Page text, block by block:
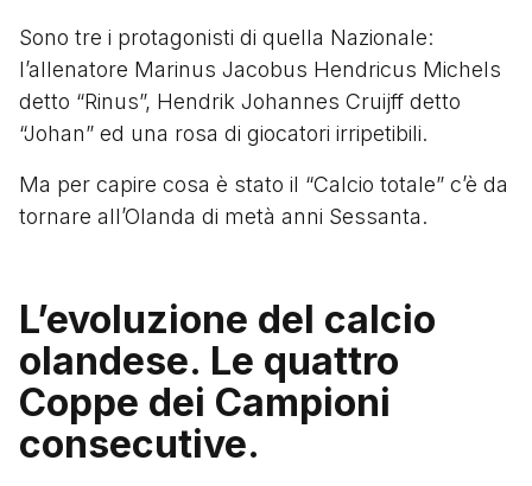
Sono tre i protagonisti di quella Nazionale:
l’allenatore Marinus Jacobus Hendricus Michels
detto “Rinus”, Hendrik Johannes Cruijff detto
“Johan” ed una rosa di giocatori irripetibili.
Ma per capire cosa è stato il “Calcio totale” c’è da
tornare all’Olanda di metà anni Sessanta.
L’evoluzione del calcio
olandese. Le quattro
Coppe dei Campioni
consecutive.